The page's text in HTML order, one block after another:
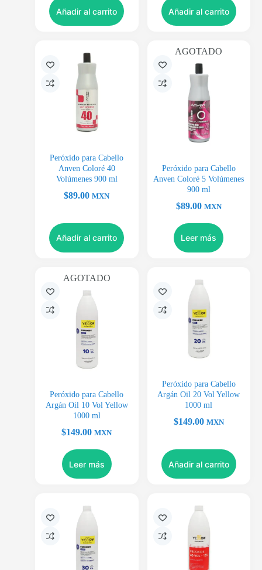
Añadir al carrito Añadir al carrito
Peróxido para Cabello
Anven Coloré 40
Volúmenes 900 ml
$89.00 MXN
Añadir al carrito
AGOTADO
Peróxido para Cabello
Anven Coloré 5 Volúmenes
900 ml
$89.00 MXN
Leer más
AGOTADO
Peróxido para Cabello
Argán Oil 10 Vol Yellow
1000 ml
$149.00 MXN
Leer más
Peróxido para Cabello
Argán Oil 20 Vol Yellow
1000 ml
$149.00 MXN
Añadir al carrito